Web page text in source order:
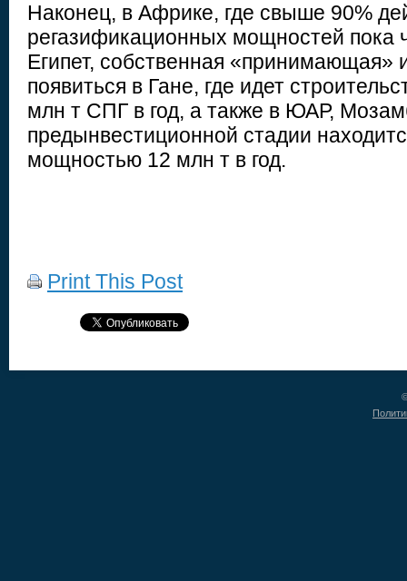
Наконец, в Африке, где свыше 90%
регазификационных мощностей пока
Египет, собственная «принимающая»
появиться в Гане, где идет
млн т СПГ в год, а также в ЮАР,
предынвестиционной стадии
мощностью 12 млн т в год.
Print This Post